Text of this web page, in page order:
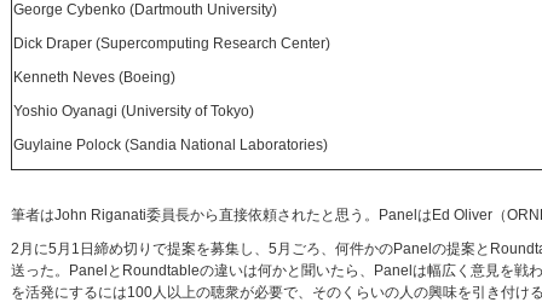
George Cybenko (Dartmouth University)
Dick Draper (Supercomputing Research Center)
Kenneth Neves (Boeing)
Yoshio Oyanagi (University of Tokyo)
Guylaine Polock (Sandia National Laboratories)
筆者はJohn Riganati委員長から直接依頼されたと思う。PanelはEd Oliver（
2月に5月1日締め切りで提案を募集し、5月ごろ、何件かのPanelの提案と
送った。PanelとRoundtableの違いは何かと聞いたら、Panelは幅広く意見を戦
を活発にするには100人以上の聴衆が必要で、そのくらいの人の興味を引き付け